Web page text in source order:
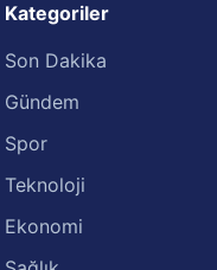
Kategoriler
Son Dakika
Gündem
Spor
Teknoloji
Ekonomi